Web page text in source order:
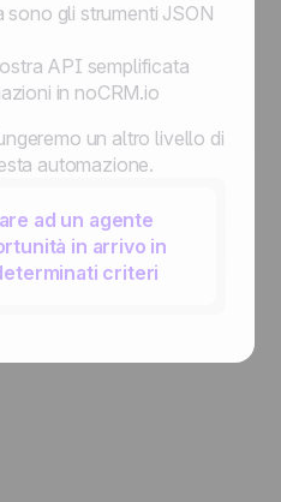
gli strumenti JSON
API semplificata
in noCRM.io
un altro livello di
automazione.
ad un agente
in arrivo in
criteri